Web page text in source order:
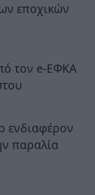
εποχικών
τον e-ΕΦΚΑ
ενδιαφέρον
παραλία